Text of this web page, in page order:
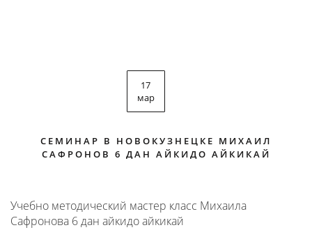
17
мар
СЕМИНАР В НОВОКУЗНЕЦКЕ МИХАИЛ
САФРОНОВ 6 ДАН АЙКИДО АЙКИКАЙ
Учебно методический мастер класс Михаила
Сафронова 6 дан айкидо айкикай